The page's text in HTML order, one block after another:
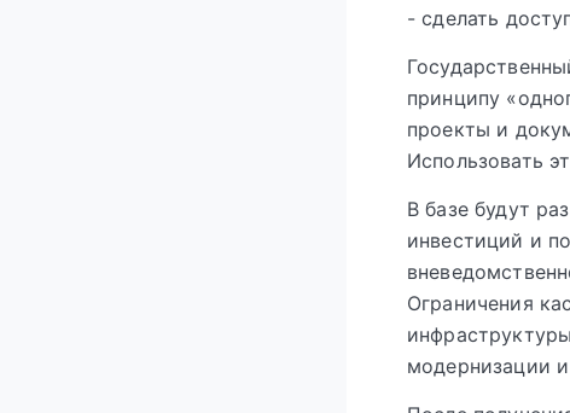
- сделать
принципу
проекты и
Использовать
В базе будут
инвестиций и
Ограничения
модернизации